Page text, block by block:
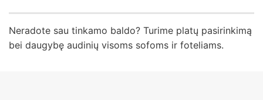
Neradote sau tinkamo baldo? Turime platų pasirinkimą
bei daugybę audinių visoms sofoms ir foteliams.